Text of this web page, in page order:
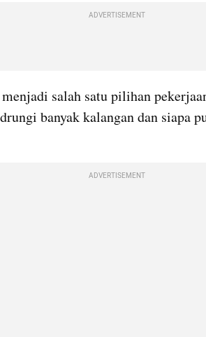
ADVERTISEMENT
menjadi salah satu pilihan
banyak kalangan dan siapa
ADVERTISEMENT